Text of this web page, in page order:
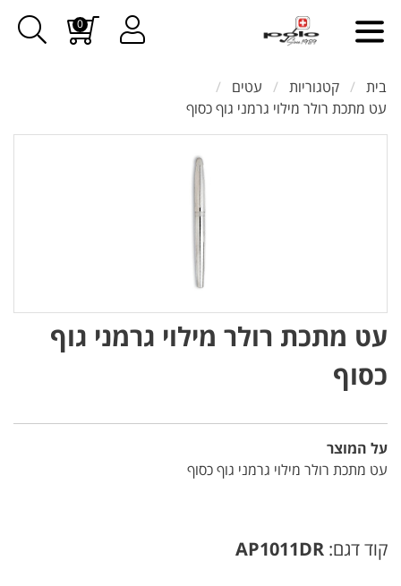
0
בית קטגוריות
עטים
עט מתכת רולר מילוי גרמני גוף כסוף
עט מתכת רולר מילוי גרמני גוף
כסוף
על המוצר
עט מתכת רולר מילוי גרמני גוף כסוף
קוד דגם: AP1011DR